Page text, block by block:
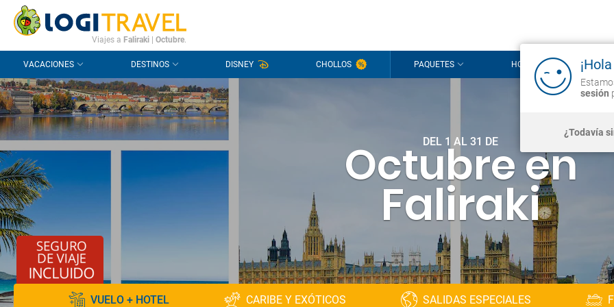
CONTACTO PREGUNTAS FRECUENTES
Viajes a Faliraki| Octubre.
sesión
¿Todavía
VACACIONES DESTINOS DISNEY CHOLLOS PAQUETES HOTELES
DEL 1 AL 31 DE
Octubre en
Faliraki
VUELO + HOTEL CARIBE Y EXÓTICOS SALIDAS ESPECIALES